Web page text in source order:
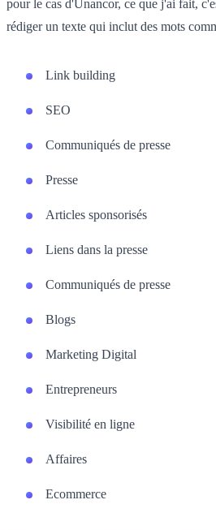
pour le cas d'Unancor, ce que j'ai fait,
rédiger un texte qui inclut des mots
Link building
SEO
Communiqués de presse
Presse
Articles sponsorisés
Liens dans la presse
Communiqués de presse
Blogs
Marketing Digital
Entrepreneurs
Visibilité en ligne
Affaires
Ecommerce